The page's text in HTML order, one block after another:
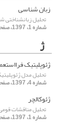
زبان شناسی‌
تحلیل زبانشناختی
شماره 1، 1397، صفحه 107-137]
ژ
ژئوپلیتیک
تحلیل مدل
شماره 4، 1397، صفحه 207-234]
ژئوکالچر
تحلیل مناقشات
شماره 1، 1397، صفحه 197-225]